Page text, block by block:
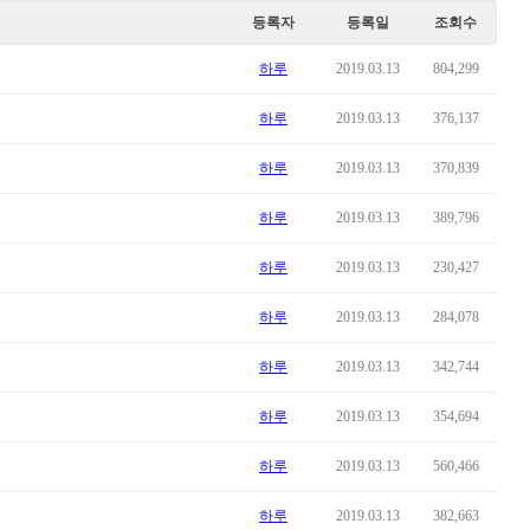
등록자 등록일 조회수
하루 2019.03.13 804,299
하루 2019.03.13 376,137
하루 2019.03.13 370,839
하루 2019.03.13 389,796
하루 2019.03.13 230,427
하루 2019.03.13 284,078
하루 2019.03.13 342,744
하루 2019.03.13 354,694
하루 2019.03.13 560,466
하루 2019.03.13 382,663